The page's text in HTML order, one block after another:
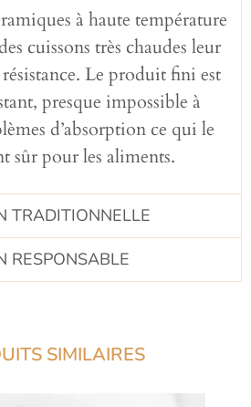
à haute température
cuissons très chaudes leur
Le produit fini est
presque impossible à
d’absorption ce qui le
sûr pour les aliments.
TRADITIONNELLE​
RESPONSABLE​
SIMILAIRES